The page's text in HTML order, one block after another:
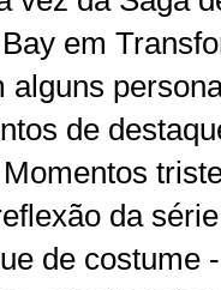
em
alguns
de
da
de costume